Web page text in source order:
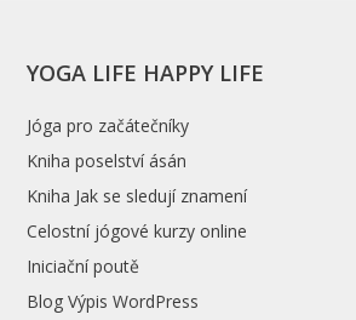
YOGA LIFE HAPPY LIFE
Jóga pro začátečníky
Kniha poselství ásán
Kniha Jak se sledují znamení
Celostní jógové kurzy online
Iniciační poutě
Blog Výpis WordPress